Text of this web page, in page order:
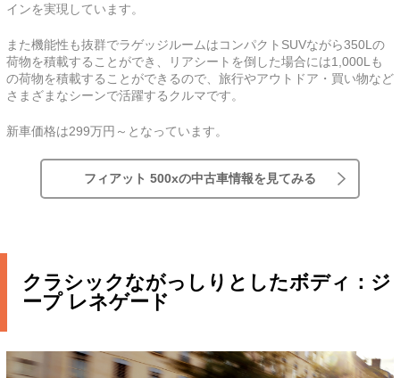
インを実現しています。
また機能性も抜群でラゲッジルームはコンパクトSUVながら350Lの
荷物を積載することができ、リアシートを倒した場合には1,000Lも
の荷物を積載することができるので、旅行やアウトドア・買い物など
さまざまなシーンで活躍するクルマです。
新車価格は299万円～となっています。
フィアット 500xの中古車情報を見てみる
クラシックながっしりとしたボディ：ジ
ープ レネゲード